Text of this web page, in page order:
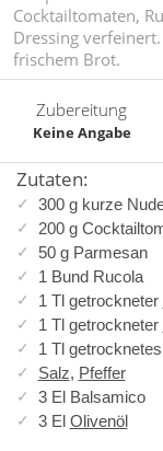
Cocktailtomaten,
Dressing
frischem Brot.
Zubereitung
Keine Angabe
Zutaten:
300 g kurze
200 g
50 g Parmesan
1 Bund Rucola
1 Tl getrockneter
1 Tl getrockneter
1 Tl getrocknetes
Salz, Pfeffer
3 El Balsamico
3 El Olivenöl